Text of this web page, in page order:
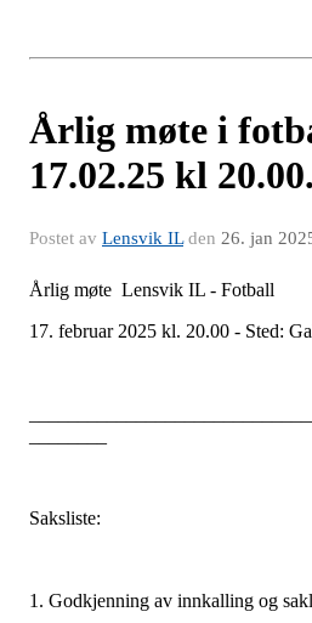
Årlig møte i
17.02.25 kl 20.00.
Postet av Lensvik ILden 26. jan
Årlig møte Lensvik IL - Fotball
17. februar 2025 kl. 20.00 - Sted:
Saksliste:
1. Godkjenning av innkalling og